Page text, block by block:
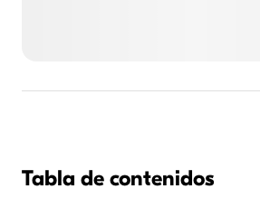
Tabla de contenidos